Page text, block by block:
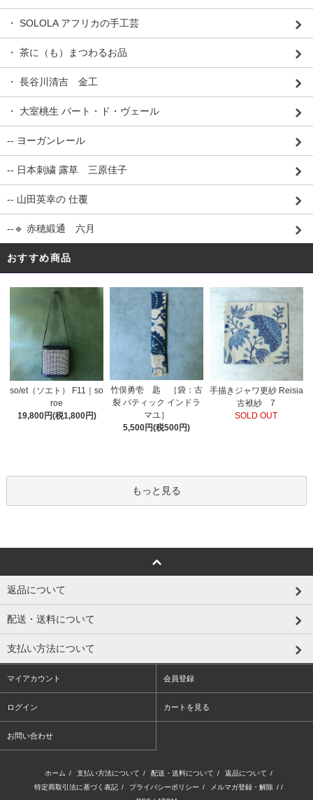
・ SOLOLA アフリカの手工芸
・ 茶に（も）まつわるお品
・ 長谷川清吉 金工
・ 大室桃生 パート・ド・ヴェール
-- ヨーガンレール
-- 日本刺繍 露草 三原佳子
-- 山田英幸の 仕覆
--🔹 赤穂緞通 六月
おすすめ商品
so/et（ソエト） F11｜so
roe
19,800円(税1,800円)
竹俣勇壱 匙 ［袋：古
裂 バティック インドラ
マユ］
5,500円(税500円)
手描きジャワ更紗 Reisia
古袱紗 7
SOLD OUT
もっと見る
返品について
配送・送料について
支払い方法について
マイアカウント 会員登録
ログイン カートを見る
お問い合わせ
ホーム / 支払い方法について / 配送・送料について / 返品について /
特定商取引法に基づく表記 / プライバシーポリシー / メルマガ登録・解除 / /